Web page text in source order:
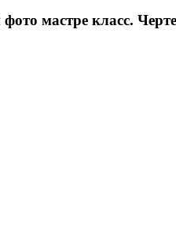
мастре класс.